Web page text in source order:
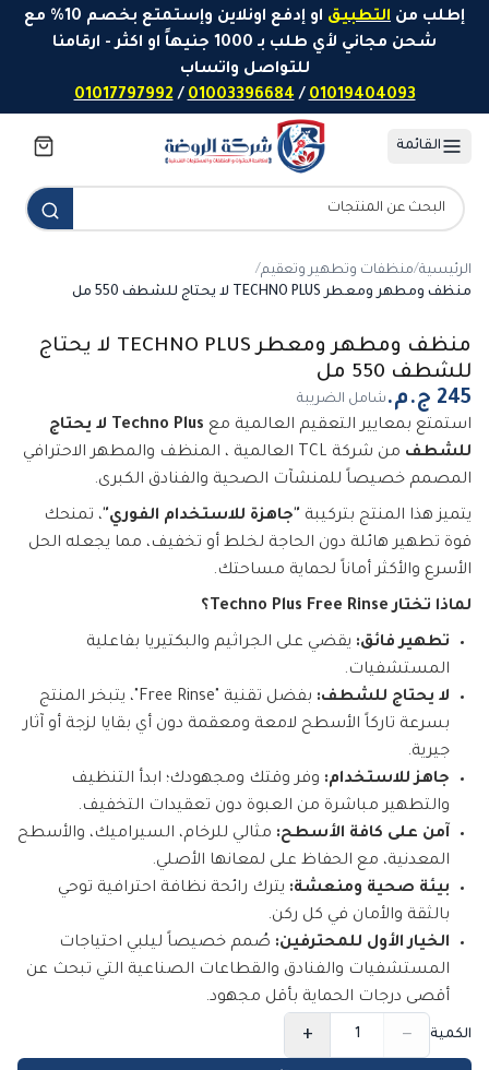
تخطَّ إلى المحتوى
إطلب من التطبيق
او إدفع اونلاين وإستمتع بخصم 10% مع
شحن مجاني لأي طلب بـ 1000 جنيهاً او اكثر - ارقامنا
للتواصل واتساب
01019404093
/
01003396684
/
01017797992
القائمة
الرئيسية/منظفات وتطهير وتعقيم/
منظف ومطهر ومعطر TECHNO PLUS لا يحتاج للشطف 550 مل
منظف ومطهر ومعطر TECHNO PLUS لا يحتاج
للشطف 550 مل
شامل الضريبة
استمتع بمعايير التعقيم العالمية مع
Techno Plus لا يحتاج
للشطف
من شركة TCL العالمية ، المنظف والمطهر الاحترافي
المصمم خصيصاً للمنشآت الصحية والفنادق الكبرى.
يتميز هذا المنتج بتركيبة "جاهزة للاستخدام الفوري"، تمنحك
قوة تطهير هائلة دون الحاجة لخلط أو تخفيف، مما يجعله الحل
الأسرع والأكثر أماناً لحماية مساحتك.
لماذا تختار Techno Plus Free Rinse؟
تطهير فائق: يقضي على الجراثيم والبكتيريا بفاعلية
المستشفيات.
لا يحتاج للشطف:
بفضل تقنية "Free Rinse"، يتبخر المنتج
بسرعة تاركاً الأسطح لامعة ومعقمة دون أي بقايا لزجة أو آثار
جيرية.
جاهز للاستخدام: وفر وقتك ومجهودك؛ ابدأ التنظيف
والتطهير مباشرة من العبوة دون تعقيدات التخفيف.
آمن على كافة الأسطح: مثالي للرخام، السيراميك، والأسطح
المعدنية، مع الحفاظ على لمعانها الأصلي.
بيئة صحية ومنعشة: يترك رائحة نظافة احترافية توحي
بالثقة والأمان في كل ركن.
الخيار الأول للمحترفين: صُمم خصيصاً ليلبي احتياجات
المستشفيات والفنادق والقطاعات الصناعية التي تبحث عن
أقصى درجات الحماية بأقل مجهود.
الكمية −
+